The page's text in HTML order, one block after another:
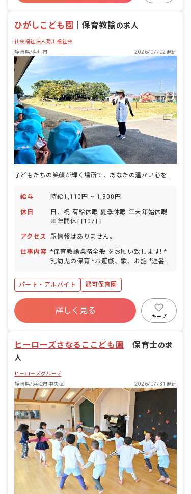
ひがしこども園 ｜保育教諭の求人
社会福祉法人菊川福祉会
静岡県/菊川市
2026/07/02更新
子どもたちの笑顔が輝く場所で、あなたの温かい心を活かしませんか？
給与 時給1,110円 ~ 1,300円
休日
日、祝 有給休暇 夏季休暇 年末年始休暇
※年間休日107日
アクセス 駅情報はありません。
仕事内容 *保育教諭業務全般 をお願い致します! *
乳幼児の保育 *お遊戯、歌、お話 *遅番
パート・アルバイト
認可保育園
社会保険完備
ボーナス・賞与あり
寮・住宅・家賃補助あり
産休育休制度
詳しく見る
キープ
ヒーローズさなるここども園 保育士の求
人
ヒーローズグループ
静岡県/浜松市中央区
2026/07/31更新